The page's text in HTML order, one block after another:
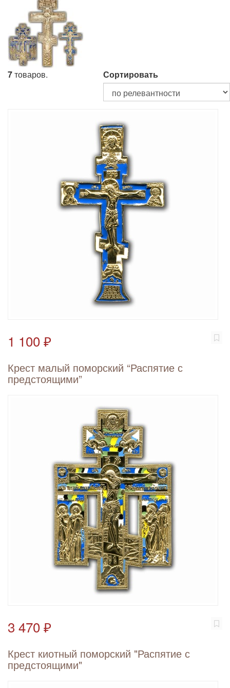
7товаров. Сортировать
1 100 ₽
Крест малый поморский “Распятие с
предстоящими”
3 470 ₽
Крест киотный поморский "Распятие с
предстоящими"